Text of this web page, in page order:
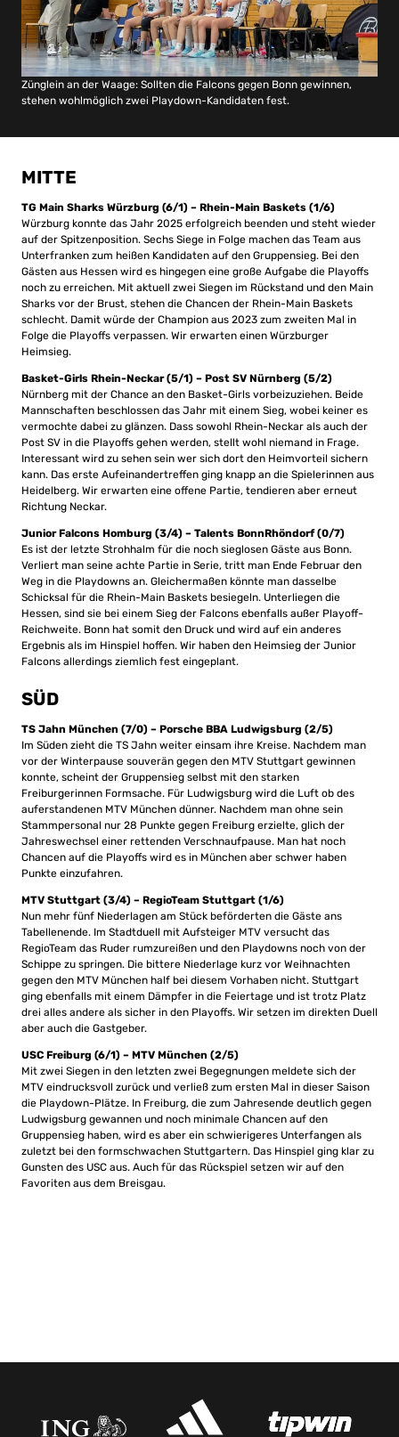
Zünglein an der Waage: Sollten die Falcons gegen Bonn gewinnen,
stehen wohlmöglich zwei Playdown-Kandidaten fest.
MITTE
TG Main Sharks Würzburg (6/1) – Rhein-Main Baskets (1/6)
Würzburg konnte das Jahr 2025 erfolgreich beenden und steht wieder
auf der Spitzenposition. Sechs Siege in Folge machen das Team aus
Unterfranken zum heißen Kandidaten auf den Gruppensieg. Bei den
Gästen aus Hessen wird es hingegen eine große Aufgabe die Playoffs
noch zu erreichen. Mit aktuell zwei Siegen im Rückstand und den Main
Sharks vor der Brust, stehen die Chancen der Rhein-Main Baskets
schlecht. Damit würde der Champion aus 2023 zum zweiten Mal in
Folge die Playoffs verpassen. Wir erwarten einen Würzburger
Heimsieg.
Basket-Girls Rhein-Neckar (5/1) – Post SV Nürnberg (5/2)
Nürnberg mit der Chance an den Basket-Girls vorbeizuziehen. Beide
Mannschaften beschlossen das Jahr mit einem Sieg, wobei keiner es
vermochte dabei zu glänzen. Dass sowohl Rhein-Neckar als auch der
Post SV in die Playoffs gehen werden, stellt wohl niemand in Frage.
Interessant wird zu sehen sein wer sich dort den Heimvorteil sichern
kann. Das erste Aufeinandertreffen ging knapp an die Spielerinnen aus
Heidelberg. Wir erwarten eine offene Partie, tendieren aber erneut
Richtung Neckar.
Junior Falcons Homburg (3/4) – Talents BonnRhöndorf (0/7)
Es ist der letzte Strohhalm für die noch sieglosen Gäste aus Bonn.
Verliert man seine achte Partie in Serie, tritt man Ende Februar den
Weg in die Playdowns an. Gleichermaßen könnte man dasselbe
Schicksal für die Rhein-Main Baskets besiegeln. Unterliegen die
Hessen, sind sie bei einem Sieg der Falcons ebenfalls außer Playoff-
Reichweite. Bonn hat somit den Druck und wird auf ein anderes
Ergebnis als im Hinspiel hoffen. Wir haben den Heimsieg der Junior
Falcons allerdings ziemlich fest eingeplant.
SÜD
TS Jahn München (7/0) – Porsche BBA Ludwigsburg (2/5)
Im Süden zieht die TS Jahn weiter einsam ihre Kreise. Nachdem man
vor der Winterpause souverän gegen den MTV Stuttgart gewinnen
konnte, scheint der Gruppensieg selbst mit den starken
Freiburgerinnen Formsache. Für Ludwigsburg wird die Luft ob des
auferstandenen MTV München dünner. Nachdem man ohne sein
Stammpersonal nur 28 Punkte gegen Freiburg erzielte, glich der
Jahreswechsel einer rettenden Verschnaufpause. Man hat noch
Chancen auf die Playoffs wird es in München aber schwer haben
Punkte einzufahren.
MTV Stuttgart (3/4) – RegioTeam Stuttgart (1/6)
Nun mehr fünf Niederlagen am Stück beförderten die Gäste ans
Tabellenende. Im Stadtduell mit Aufsteiger MTV versucht das
RegioTeam das Ruder rumzureißen und den Playdowns noch von der
Schippe zu springen. Die bittere Niederlage kurz vor Weihnachten
gegen den MTV München half bei diesem Vorhaben nicht. Stuttgart
ging ebenfalls mit einem Dämpfer in die Feiertage und ist trotz Platz
drei alles andere als sicher in den Playoffs. Wir setzen im direkten Duell
aber auch die Gastgeber.
USC Freiburg (6/1) – MTV München (2/5)
Mit zwei Siegen in den letzten zwei Begegnungen meldete sich der
MTV eindrucksvoll zurück und verließ zum ersten Mal in dieser Saison
die Playdown-Plätze. In Freiburg, die zum Jahresende deutlich gegen
Ludwigsburg gewannen und noch minimale Chancen auf den
Gruppensieg haben, wird es aber ein schwierigeres Unterfangen als
zuletzt bei den formschwachen Stuttgartern. Das Hinspiel ging klar zu
Gunsten des USC aus. Auch für das Rückspiel setzen wir auf den
Favoriten aus dem Breisgau.